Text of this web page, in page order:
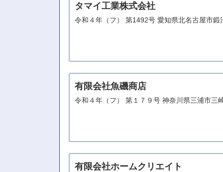
タマイ工業株式会社
令和４年（フ） 第1492号 愛知県北名古屋市
有限会社魚磯商店
令和４年（フ） 第１７９号 神奈川県三浦市
有限会社ホームクリエイト